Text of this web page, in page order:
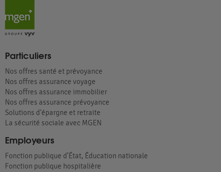
Particuliers
Nos offres santé et prévoyance
Nos offres assurance voyage
Nos offres assurance immobilier
Nos offres assurance prévoyance
Solutions d’épargne et retraite
La sécurité sociale avec MGEN
Employeurs
Fonction publique d'État, Éducation nationale
Fonction publique hospitalière